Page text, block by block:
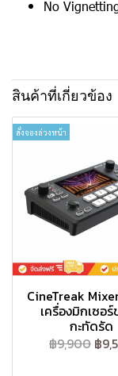
No
สินค้าที่เกี่ยวข้อง
สั่งจองล่วงหน้า
CineTreak
เครื่องมิกเซอ
กะทัดรัด
฿9,900 ฿